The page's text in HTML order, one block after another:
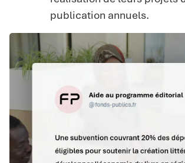
publication annuels.